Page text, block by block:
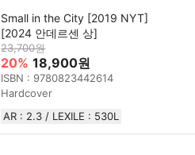
Small in the City [2019 NYT]
[2024 안데르센 상]
23,700원
20% 18,900원
ISBN : 9780823442614
Hardcover
AR : 2.3 / LEXILE : 530L